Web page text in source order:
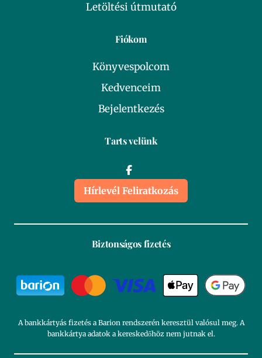
Letöltési útmutató
Fiókom
Könyvespolcom
Kedvenceim
Bejelentkezés
Tarts velünk
Hírlevél Feliratkozás
Biztonságos fizetés
A bankkártyás fizetés a Barion rendszerén keresztül valósul meg. A
bankkártya adatok a kereskedőhöz nem jutnak el.